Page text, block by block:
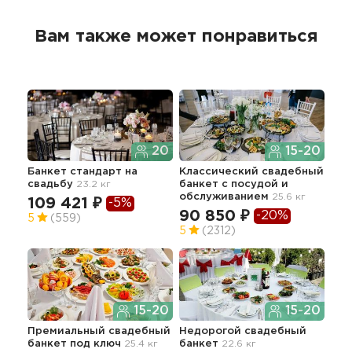
Вам также может понравиться
20
Банкет стандарт на
свадьбу 23.2 кг
109 421 ₽ -5%
5 (559)
15-20
Классический свадебный
банкет с посудой и
обслуживанием 25.6 кг
90 850 ₽ -20%
5 (2312)
15-20
Премиальный свадебный
банкет под ключ 25.4 кг
15-20
Недорогой свадебный
банкет 22.6 кг